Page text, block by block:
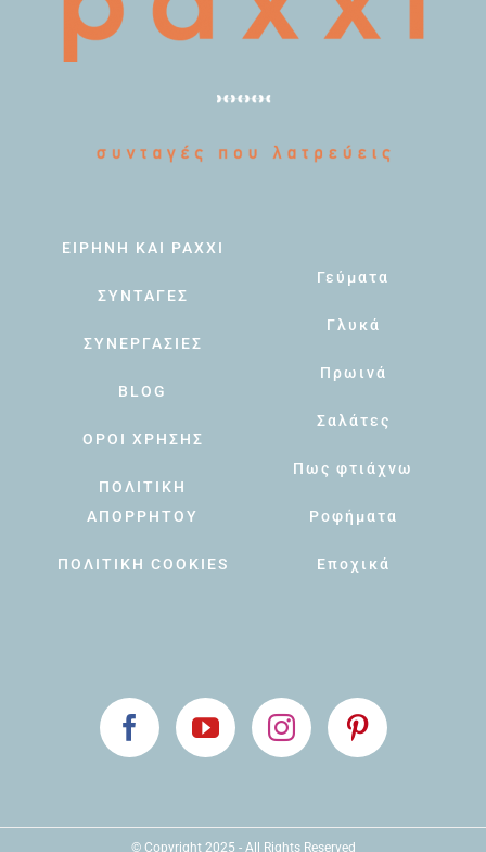
ΕΙΡΗΝΗ ΚΑΙ PAXXI
ΣΥΝΤΑΓΕΣ
ΣΥΝΕΡΓΑΣΙΕΣ
BLOG
ΟΡΟΙ ΧΡΗΣΗΣ
ΠΟΛΙΤΙΚΗ
ΑΠΟΡΡΗΤΟΥ
ΠΟΛΙΤΙΚΗ COOKIES
Γεύματα
Γλυκά
Πρωινά
Σαλάτες
Πως φτιάχνω
Ροφήματα
Εποχικά
© Copyright 2025 - All Rights Reserved